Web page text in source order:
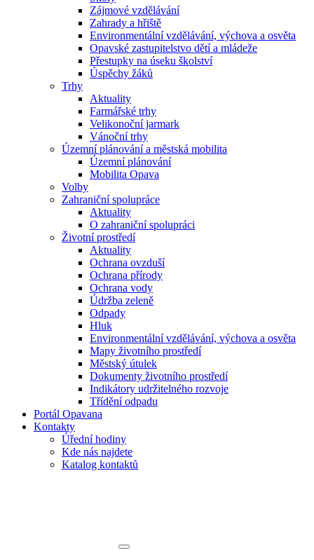
Zájmové vzdělávání
Zahrady a hřiště
Environmentální vzdělávání, výchova a osvěta
Opavské zastupitelstvo dětí a mládeže
Přestupky na úseku školství
Úspěchy žáků
Trhy
Aktuality
Farmářské trhy
Velikonoční jarmark
Vánoční trhy
Územní plánování a městská mobilita
Územní plánování
Mobilita Opava
Volby
Zahraniční spolupráce
Aktuality
O zahraniční spolupráci
Životní prostředí
Aktuality
Ochrana ovzduší
Ochrana přírody
Ochrana vody
Údržba zeleně
Odpady
Hluk
Environmentální vzdělávání, výchova a osvěta
Mapy životního prostředí
Městský útulek
Dokumenty životního prostředí
Indikátory udržitelného rozvoje
Třídění odpadu
Portál Opavana
Kontakty
Úřední hodiny
Kde nás najdete
Katalog kontaktů